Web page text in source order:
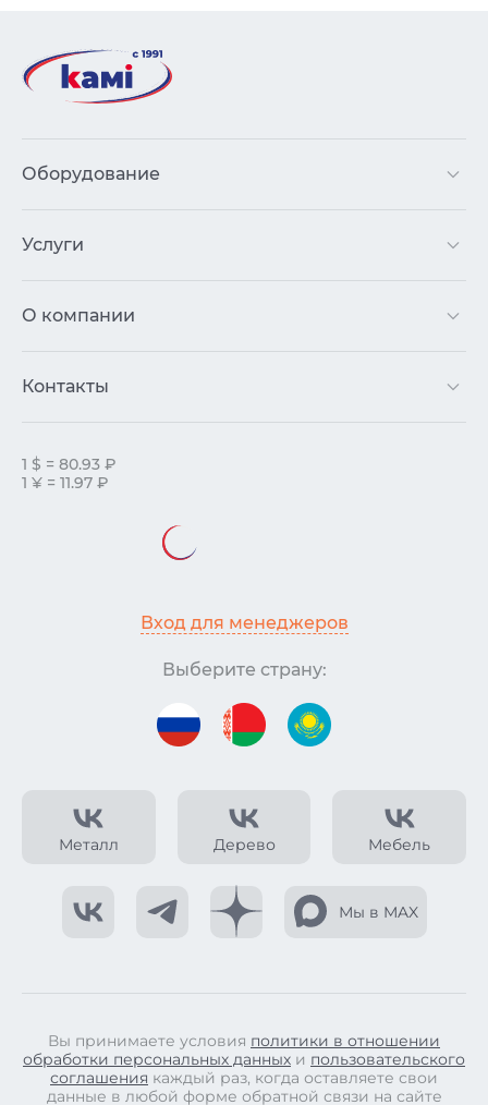
Металл Дерево Мебель
Мы в MAX
Оборудование
Услуги
О компании
Контакты
1 $ = 80.93 ₽
1 ¥ = 11.97 ₽
Вход для менеджеров
Выберите страну:
Вы принимаете условия политики в отношении
обработки персональных данных и пользовательского
соглашения каждый раз, когда оставляете свои
данные в любой форме обратной связи на сайте